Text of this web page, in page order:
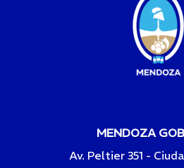
MENDOZA
Av. Peltier 351 -